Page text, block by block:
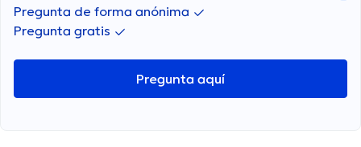
Pregunta de forma anónima
Pregunta gratis
Pregunta aquí